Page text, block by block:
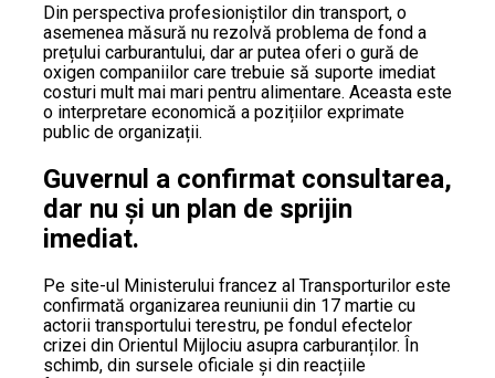
Din perspectiva profesioniștilor din transport, o
asemenea măsură nu rezolvă problema de fond a
prețului carburantului, dar ar putea oferi o gură de
oxigen companiilor care trebuie să suporte imediat
costuri mult mai mari pentru alimentare. Aceasta este
o interpretare economică a pozițiilor exprimate
public de organizații.
Guvernul a confirmat consultarea,
dar nu și un plan de sprijin
imediat.
Pe site-ul Ministerului francez al Transporturilor este
confirmată organizarea reuniunii din 17 martie cu
actorii transportului terestru, pe fondul efectelor
crizei din Orientul Mijlociu asupra carburanților. În
schimb, din sursele oficiale și din reacțiile